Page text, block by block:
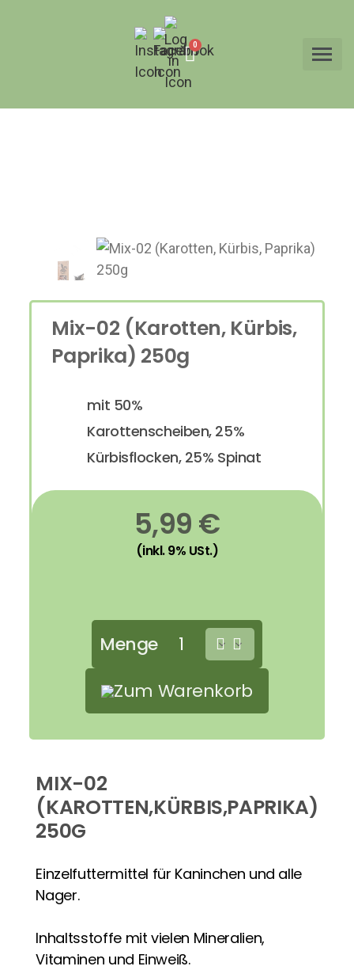
Mix-02 (Karotten, Kürbis,
Paprika) 250g
mit 50%
Karottenscheiben, 25%
Kürbisflocken, 25% Spinat
5,99 €
Menge
Zum Warenkorb
MIX-02
(KAROTTEN,KÜRBIS,PAPRIKA)
250G
Einzelfuttermittel für Kaninchen und alle
Nager.
Inhaltsstoffe mit vielen Mineralien,
Vitaminen und Einweiß.
Artikel-Nr.MIX02
Auf Lager